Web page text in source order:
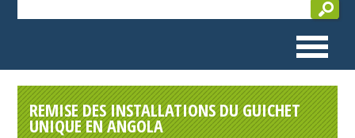
REMISE DES INSTALLATIONS DU GUICHET
UNIQUE EN ANGOLA